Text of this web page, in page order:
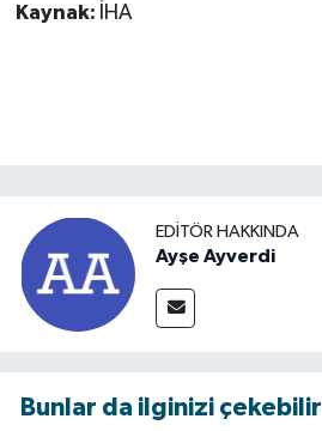
Kaynak: İHA
EDITÖR HAKKINDA
Ayşe Ayverdi
Bunlar da ilginizi çekebilir